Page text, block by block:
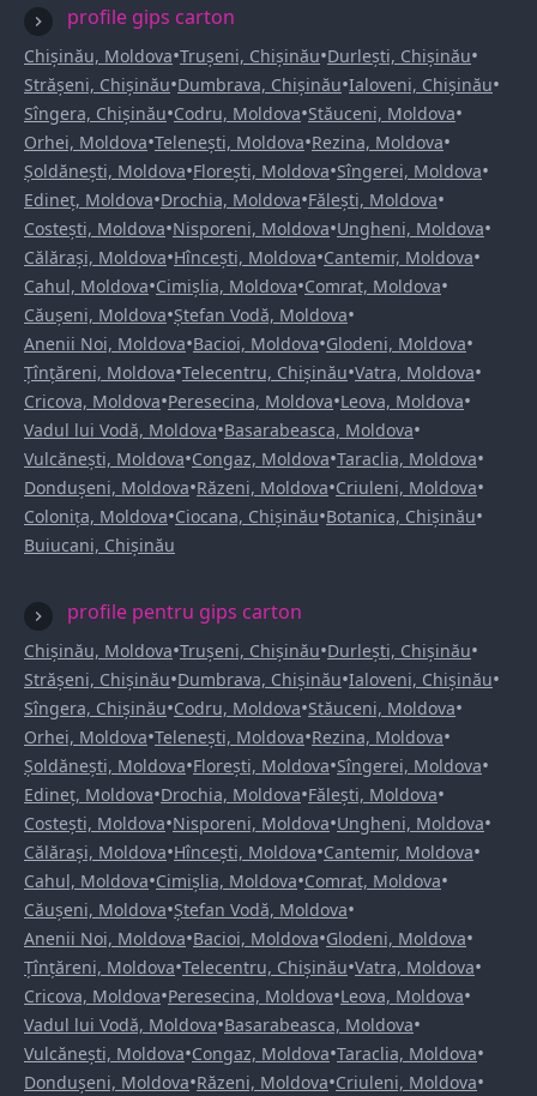
profile gips carton
Chișinău, Moldova•Trușeni, Chișinău•Durlești, Chișinău•
Strășeni, Chișinău•Dumbrava, Chișinău•Ialoveni, Chișinău•
Sîngera, Chișinău•Codru, Moldova•Stăuceni, Moldova•
Orhei, Moldova•Telenești, Moldova•Rezina, Moldova•
Șoldănești, Moldova•Florești, Moldova•Sîngerei, Moldova•
Edineț, Moldova•Drochia, Moldova•Fălești, Moldova•
Costești, Moldova•Nisporeni, Moldova•Ungheni, Moldova•
Călărași, Moldova•Hîncești, Moldova•Cantemir, Moldova•
Cahul, Moldova•Cimișlia, Moldova•Comrat, Moldova•
Căușeni, Moldova•Ștefan Vodă, Moldova•
Anenii Noi, Moldova•Bacioi, Moldova•Glodeni, Moldova•
Țînțăreni, Moldova•Telecentru, Chișinău•Vatra, Moldova•
Cricova, Moldova•Peresecina, Moldova•Leova, Moldova•
Vadul lui Vodă, Moldova•Basarabeasca, Moldova•
Vulcănești, Moldova•Congaz, Moldova•Taraclia, Moldova•
Dondușeni, Moldova•Răzeni, Moldova•Criuleni, Moldova•
Colonița, Moldova•Ciocana, Chișinău•Botanica, Chișinău•
Buiucani, Chișinău
profile pentru gips carton
Chișinău, Moldova•Trușeni, Chișinău•Durlești, Chișinău•
Strășeni, Chișinău•Dumbrava, Chișinău•Ialoveni, Chișinău•
Sîngera, Chișinău•Codru, Moldova•Stăuceni, Moldova•
Orhei, Moldova•Telenești, Moldova•Rezina, Moldova•
Șoldănești, Moldova•Florești, Moldova•Sîngerei, Moldova•
Edineț, Moldova•Drochia, Moldova•Fălești, Moldova•
Costești, Moldova•Nisporeni, Moldova•Ungheni, Moldova•
Călărași, Moldova•Hîncești, Moldova•Cantemir, Moldova•
Cahul, Moldova•Cimișlia, Moldova•Comrat, Moldova•
Căușeni, Moldova•Ștefan Vodă, Moldova•
Anenii Noi, Moldova•Bacioi, Moldova•Glodeni, Moldova•
Țînțăreni, Moldova•Telecentru, Chișinău•Vatra, Moldova•
Cricova, Moldova•Peresecina, Moldova•Leova, Moldova•
Vadul lui Vodă, Moldova•Basarabeasca, Moldova•
Vulcănești, Moldova•Congaz, Moldova•Taraclia, Moldova•
Dondușeni, Moldova•Răzeni, Moldova•Criuleni, Moldova•